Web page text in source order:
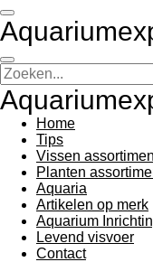
Ga
direct
naar
de
hoofdinhoud
Home
Tips
Vissen
Planten
Aquaria
Artikelen op merk
Aquarium
Levend visvoer
Contact